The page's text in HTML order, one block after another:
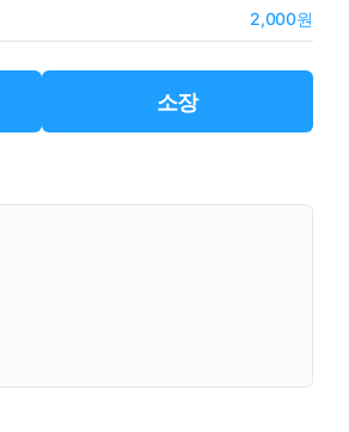
2,000원
소장